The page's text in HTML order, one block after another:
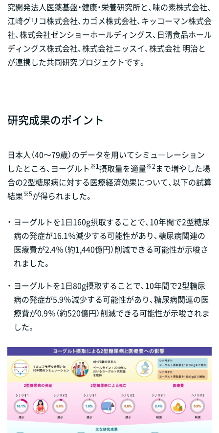
究開発法人医薬基盤・健康・栄養研究所と、味の素株式会社、
江崎グリコ株式会社、カゴメ株式会社、キッコーマン株式会
社、株式会社ゼンショーホールディングス、日清食品ホール
ディングス株式会社、株式会社ニッスイ、株式会社 明治と
が連携した共同研究プロジェクトです。
研究成果のポイント
日本人（40～79歳）のデータを用いてシミュ―レーション
したところ、ヨーグルト※1摂取量を適量※2 まで増やした場
合の2型糖尿病に対する医療経済効果について、以下の試算
結果※5が得られました。
・ ヨーグルトを1日160g摂取することで、10年間で2型糖尿
病の発症が16.1％減少する可能性があり、糖尿病関連の
医療費が2.4％（約1,440億円）削減できる可能性が示唆さ
れました。
・ ヨーグルトを1日80g摂取することで、10年間で2型糖尿
病の発症が5.9％減少する可能性があり、糖尿病関連の医
療費が0.9％（約520億円）削減できる可能性が示唆されま
した。